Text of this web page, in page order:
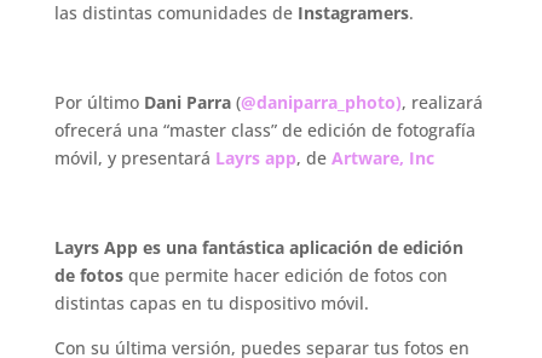
las distintas comunidades deInstagramers.
Por último Dani Parra(@daniparra_photo), realizará
ofrecerá una “master class” de edición de fotografía
móvil, y presentará Layrs app, de Artware, Inc
Layrs App es una fantástica aplicación de edición
de fotosque permite hacer edición de fotos con
distintas capas en tu dispositivo móvil.
Con su última versión, puedes separar tus fotos en